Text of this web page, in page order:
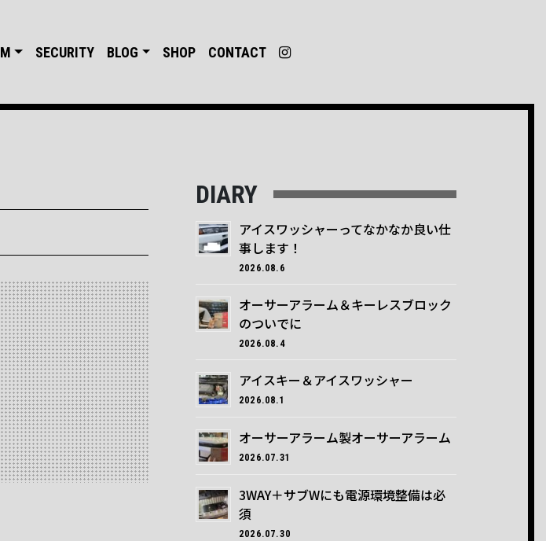
SECURITY BLOG SHOP CONTACT
DIARY
アイスワッシャーってなかなか良い仕
事します！
2026.08.6
オーサーアラーム＆キーレスブロック
のついでに
2026.08.4
アイスキー＆アイスワッシャー
2026.08.1
オーサーアラーム製オーサーアラーム
2026.07.31
3WAY＋サブWにも電源環境整備は必
須
2026.07.30